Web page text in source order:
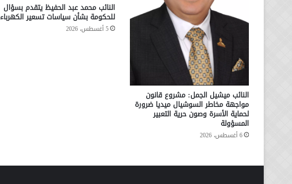
النائب ميشيل الجمل: مشروع قانون
مواجهة مخاطر السوشيال ميديا ضرورة
لحماية الأسرة وصون حرية التعبير
المسؤولة
6 أغسطس، 2026
النائب محمد عبد الحفيظ يتقدم بسؤال
للحكومة بشأن سياسات تسعير الكهرباء
5 أغسطس، 2026